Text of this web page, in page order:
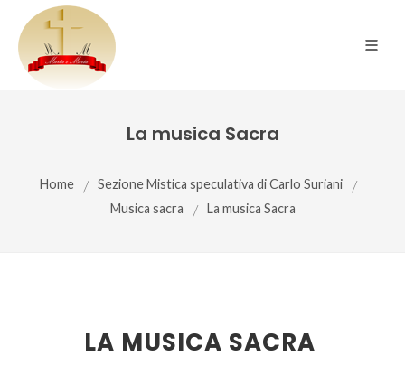
La musica Sacra
Home / Sezione Mistica speculativa di Carlo Suriani /
Musica sacra / La musica Sacra
LA MUSICA SACRA